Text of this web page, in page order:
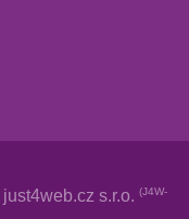
just4web.cz s.r.o. (J4W-